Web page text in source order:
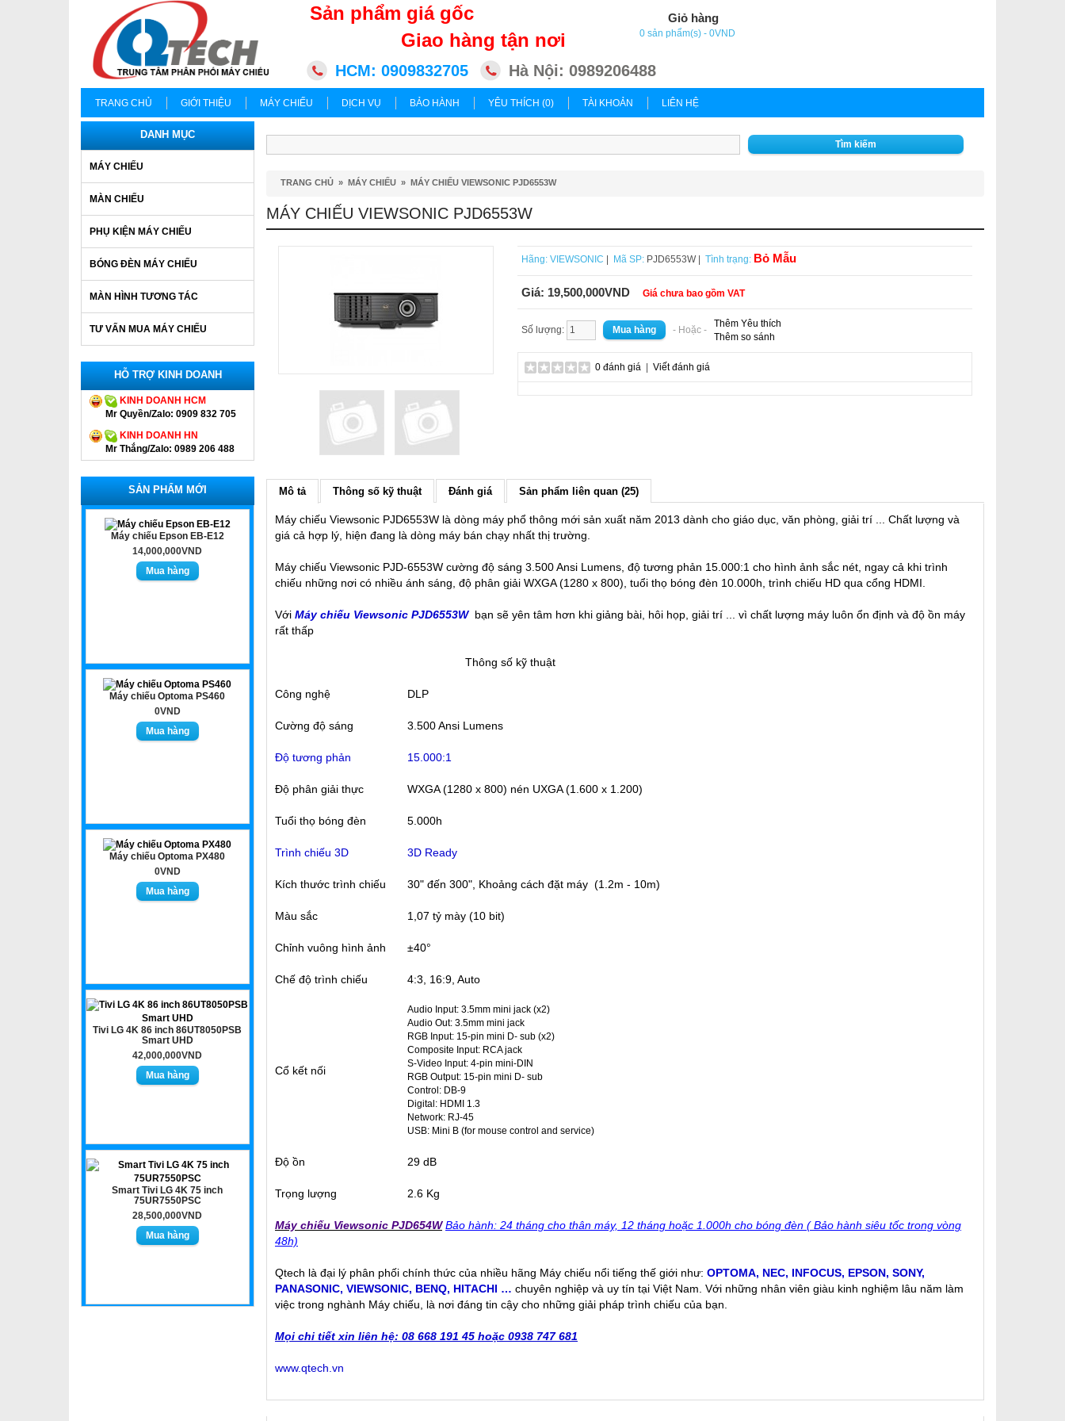
Sản phẩm giá gốc
Giao hàng tận nơi
Giỏ hàng
0 sản phẩm(s) - 0VND
HCM: 0909832705 Hà Nội: 0989206488
TRANG CHỦ GIỚI THIỆU MÁY CHIẾU DỊCH VỤ BẢO HÀNH YÊU THÍCH (0) TÀI KHOẢN LIÊN HỆ
DANH MỤC
MÁY CHIẾU
MÀN CHIẾU
PHỤ KIỆN MÁY CHIẾU
BÓNG ĐÈN MÁY CHIẾU
MÀN HÌNH TƯƠNG TÁC
TƯ VẤN MUA MÁY CHIẾU
HỖ TRỢ KINH DOANH
KINH DOANH HCM
Mr Quyền/Zalo: 0909 832 705
KINH DOANH HN
Mr Thắng/Zalo: 0989 206 488
SẢN PHẨM MỚI
Máy chiếu Epson EB-E12
14,000,000VND
Máy chiếu Optoma PS460
0VND
Máy chiếu Optoma PX480
0VND
Tivi LG 4K 86 inch 86UT8050PSB
Smart UHD
42,000,000VND
Smart Tivi LG 4K 75 inch
75UR7550PSC
28,500,000VND
Tìm kiếm
TRANG CHỦ » MÁY CHIẾU » MÁY CHIẾU VIEWSONIC PJD6553W
MÁY CHIẾU VIEWSONIC PJD6553W
Hãng: VIEWSONIC Mã SP:PJD6553W | Tình trạng: Bỏ Mẫu
Giá: 19,500,000VND Giá chưa bao gồm VAT
Số lượng: - Hoặc -
Thêm Yêu thích
Thêm so sánh
0 đánh giá| Viết đánh giá
Mô tả Thông số kỹ thuật Đánh giá Sản phẩm liên quan (25)
Máy chiếu Viewsonic PJD6553W là dòng máy phổ thông mới sản xuất năm 2013 dành cho giáo dục, văn phòng, giải trí ... Chất lượng và
giá cả hợp lý, hiện đang là dòng máy bán chạy nhất thị trường.
Máy chiếu Viewsonic PJD-6553W cường độ sáng 3.500 Ansi Lumens, độ tương phản 15.000:1 cho hình ảnh sắc nét, ngay cả khi trình
chiếu những nơi có nhiều ánh sáng, độ phân giải WXGA (1280 x 800), tuổi thọ bóng đèn 10.000h, trình chiếu HD qua cổng HDMI.
Với Máy chiếu Viewsonic PJD6553W bạn sẽ yên tâm hơn khi giảng bài, hôi họp, giải trí ... vì chất lượng máy luôn ổn định và độ ồn máy
rất thấp
Thông số kỹ thuật
Công nghệ DLP
Cường độ sáng 3.500 Ansi Lumens
Độ tương phản 15.000:1
Độ phân giải thực WXGA (1280 x 800) nén UXGA (1.600 x 1.200)
Tuổi thọ bóng đèn 5.000h
Trình chiếu 3D 3D Ready
Kích thước trình chiếu 30" đến 300", Khoảng cách đặt máy (1.2m - 10m)
Màu sắc 1,07 tỷ mày (10 bit)
Chỉnh vuông hình ảnh ±40°
Chế độ trình chiếu 4:3, 16:9, Auto
Cổ kết nối
Audio Input: 3.5mm mini jack (x2)
Audio Out: 3.5mm mini jack
RGB Input: 15-pin mini D- sub (x2)
Composite Input: RCA jack
S-Video Input: 4-pin mini-DIN
RGB Output: 15-pin mini D- sub
Control: DB-9
Digital: HDMI 1.3
Network: RJ-45
USB: Mini B (for mouse control and service)
Độ ồn 29 dB
Trọng lượng 2.6 Kg
Máy chiếu Viewsonic PJD654W Bảo hành: 24 tháng cho thân máy, 12 tháng hoặc 1.000h cho bóng đèn ( Bảo hành siêu tốc trong vòng
48h)
Qtech là đại lý phân phối chính thức của nhiều hãng Máy chiếu nổi tiếng thế giới như: OPTOMA, NEC, INFOCUS, EPSON, SONY,
PANASONIC, VIEWSONIC, BENQ, HITACHI … chuyên nghiệp và uy tín tại Việt Nam. Với những nhân viên giàu kinh nghiệm lâu năm làm
việc trong nghành Máy chiếu, là nơi đáng tin cậy cho những giải pháp trình chiếu của bạn.
Mọi chi tiết xin liên hệ: 08 668 191 45 hoặc 0938 747 681
www.qtech.vn